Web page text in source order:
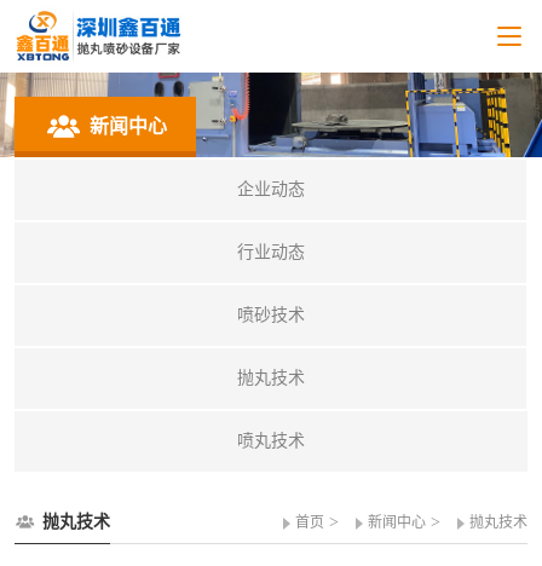
新闻中心
企业动态
行业动态
喷砂技术
抛丸技术
喷丸技术
抛丸技术 首页 > 新闻中心 > 抛丸技术